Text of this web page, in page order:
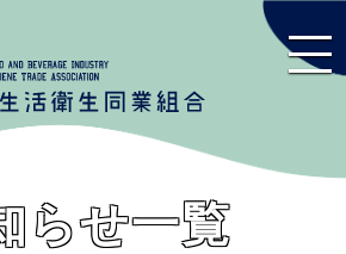
らせ一覧